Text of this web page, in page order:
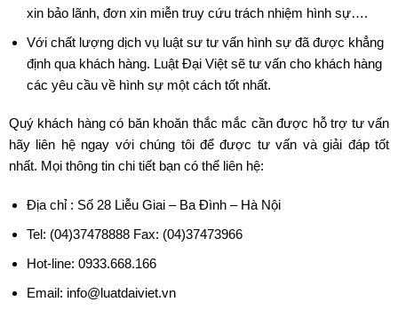
xin bảo lãnh, đơn xin miễn truy cứu trách nhiệm hình sự….
Với chất lượng dịch vụ luật sư tư vấn hình sự đã được khẳng
định qua khách hàng. Luật Đại Việt sẽ tư vấn cho khách hàng
các yêu cầu về hình sự một cách tốt nhất.
Quý khách hàng có băn khoăn thắc mắc cần được hỗ trợ tư vấn
hãy liên hệ ngay với chúng tôi để được tư vấn và giải đáp tốt
nhất. Mọi thông tin chi tiết bạn có thể liên hệ:
Địa chỉ : Số 28 Liễu Giai – Ba Đình – Hà Nội
Tel: (04)37478888 Fax: (04)37473966
Hot-line: 0933.668.166
Email: info@luatdaiviet.vn